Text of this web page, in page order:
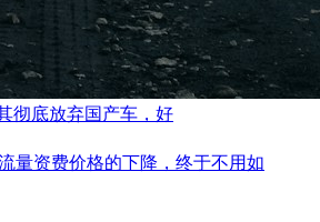
彻底放弃国产车，好
量资费价格的下降，终于不用如